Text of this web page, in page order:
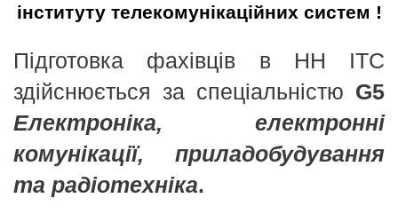
інституту телекомунікаційних систем !
Підготовка фахівців в НН ІТС
здійснюється за спеціальністю G5
Електроніка, електронні
комунікації, приладобудування
та радіотехніка.